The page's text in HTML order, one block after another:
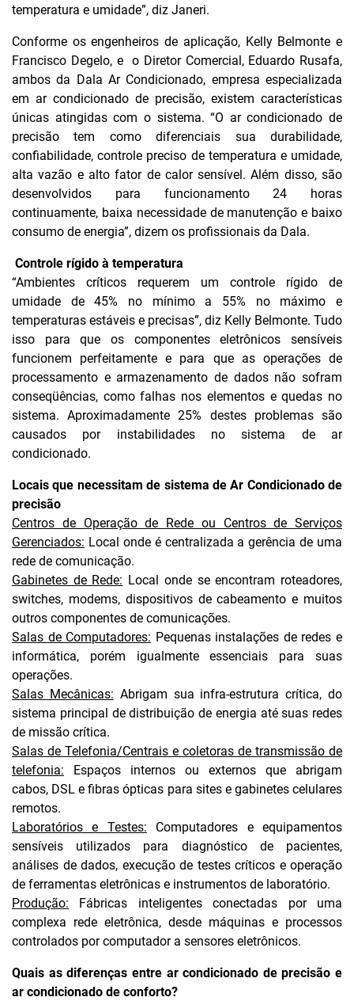
temperatura e umidade”, diz Janeri.
Conforme os engenheiros de aplicação, Kelly Belmonte e
Francisco Degelo, e o Diretor Comercial, Eduardo Rusafa,
ambos da Dala Ar Condicionado, empresa especializada
em ar condicionado de precisão, existem características
únicas atingidas com o sistema. “O ar condicionado de
precisão tem como diferenciais sua durabilidade,
confiabilidade, controle preciso de temperatura e umidade,
alta vazão e alto fator de calor sensível. Além disso, são
desenvolvidos para funcionamento 24 horas
continuamente, baixa necessidade de manutenção e baixo
consumo de energia”, dizem os profissionais da Dala.
Controle rígido à temperatura
“Ambientes críticos requerem um controle rígido de
umidade de 45% no mínimo a 55% no máximo e
temperaturas estáveis e precisas”, diz Kelly Belmonte. Tudo
isso para que os componentes eletrônicos sensíveis
funcionem perfeitamente e para que as operações de
processamento e armazenamento de dados não sofram
conseqüências, como falhas nos elementos e quedas no
sistema. Aproximadamente 25% destes problemas são
causados por instabilidades no sistema de ar
condicionado.
Locais que necessitam de sistema de Ar Condicionado de
precisão
Centros de Operação de Rede ou Centros de Serviços
Gerenciados: Local onde é centralizada a gerência de uma
rede de comunicação.
Gabinetes de Rede: Local onde se encontram roteadores,
switches, modems, dispositivos de cabeamento e muitos
outros componentes de comunicações.
Salas de Computadores: Pequenas instalações de redes e
informática, porém igualmente essenciais para suas
operações.
Salas Mecânicas: Abrigam sua infra-estrutura crítica, do
sistema principal de distribuição de energia até suas redes
de missão crítica.
Salas de Telefonia/Centrais e coletoras de transmissão de
telefonia: Espaços internos ou externos que abrigam
cabos, DSL e fibras ópticas para sites e gabinetes celulares
remotos.
Laboratórios e Testes: Computadores e equipamentos
sensíveis utilizados para diagnóstico de pacientes,
análises de dados, execução de testes críticos e operação
de ferramentas eletrônicas e instrumentos de laboratório.
Produção: Fábricas inteligentes conectadas por uma
complexa rede eletrônica, desde máquinas e processos
controlados por computador a sensores eletrônicos.
Quais as diferenças entre ar condicionado de precisão e
ar condicionado de conforto?